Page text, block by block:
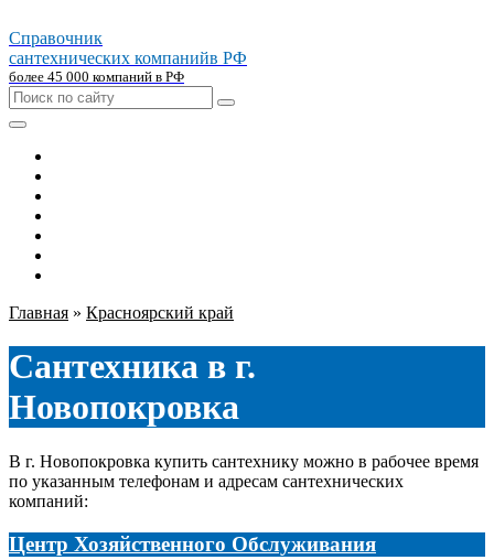
Справочник
сантехнических компанийв РФ
более 45 000 компаний в РФ
Главная » Красноярский край
Сантехника в г.
Новопокровка
В г. Новопокровка купить сантехнику можно в рабочее время
по указанным телефонам и адресам сантехнических
компаний:
Центр Хозяйственного Обслуживания